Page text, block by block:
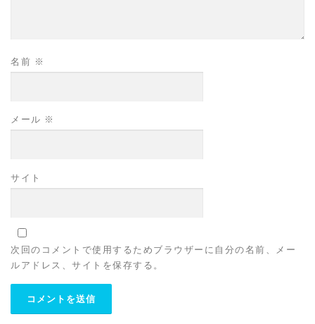
名前 ※
メール ※
サイト
次回のコメントで使用するためブラウザーに自分の名前、メー
ルアドレス、サイトを保存する。